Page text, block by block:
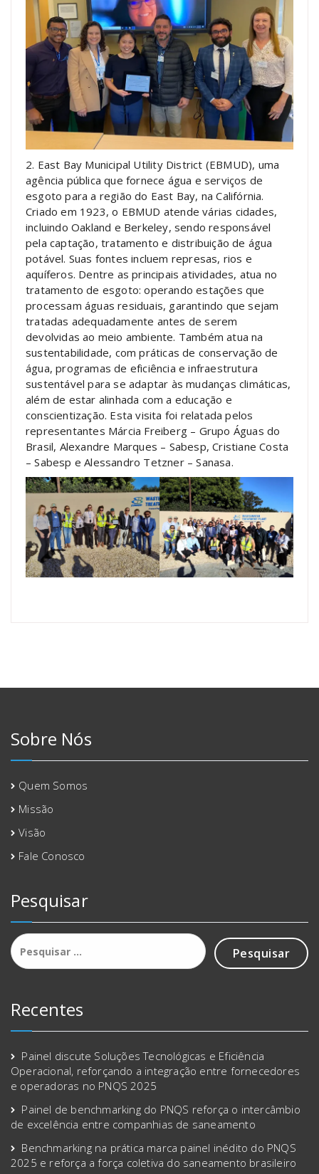
2. East Bay Municipal Utility District (EBMUD), uma
agência pública que fornece água e serviços de
esgoto para a região do East Bay, na Califórnia.
Criado em 1923, o EBMUD atende várias cidades,
incluindo Oakland e Berkeley, sendo responsável
pela captação, tratamento e distribuição de água
potável. Suas fontes incluem represas, rios e
aquíferos. Dentre as principais atividades, atua no
tratamento de esgoto: operando estações que
processam águas residuais, garantindo que sejam
tratadas adequadamente antes de serem
devolvidas ao meio ambiente. Também atua na
sustentabilidade, com práticas de conservação de
água, programas de eficiência e infraestrutura
sustentável para se adaptar às mudanças climáticas,
além de estar alinhada com a educação e
conscientização. Esta visita foi relatada pelos
representantes Márcia Freiberg – Grupo Águas do
Brasil, Alexandre Marques – Sabesp, Cristiane Costa
– Sabesp e Alessandro Tetzner – Sanasa.
Sobre Nós
Quem Somos
Missão
Visão
Fale Conosco
Pesquisar
Pesquisar
por:
Recentes
Painel discute Soluções Tecnológicas e Eficiência
Operacional, reforçando a integração entre fornecedores
e operadoras no PNQS 2025
Painel de benchmarking do PNQS reforça o intercâmbio
de excelência entre companhias de saneamento
Benchmarking na prática marca painel inédito do PNQS
2025 e reforça a força coletiva do saneamento brasileiro